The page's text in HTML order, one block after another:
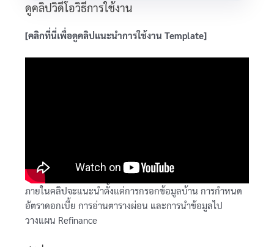
ดูคลิปวิดีโอวิธีการใช้งาน
[คลิกที่นี่เพื่อดูคลิปแนะนำการใช้งาน Template]
ภายในคลิปจะแนะนำตั้งแต่การกรอกข้อมูลบ้าน การกำหนด
อัตราดอกเบี้ย การอ่านตารางผ่อน และการนำข้อมูลไป
วางแผน Refinance